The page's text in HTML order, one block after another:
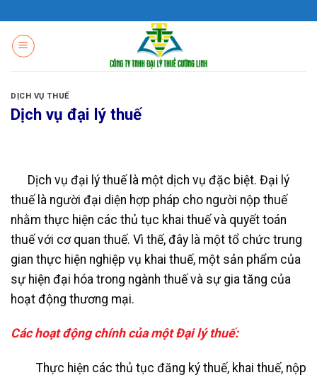
to
content
DỊCH VỤ THUẾ
Dịch vụ đại lý thuế
Dịch vụ đại lý thuế là một dịch vụ đặc biệt. Đại lý
thuế là người đại diện hợp pháp cho người nộp thuế
nhằm thực hiện các thủ tục khai thuế và quyết toán
thuế với cơ quan thuế. Vì thế, đây là một tổ chức trung
gian thực hiện nghiệp vụ khai thuế, một sản phẩm của
sự hiện đại hóa trong ngành thuế và sự gia tăng của
hoạt động thương mại.
Các hoạt động chính của một Đại lý thuế:
Thực hiện các thủ tục đăng ký thuế, khai thuế, nộp